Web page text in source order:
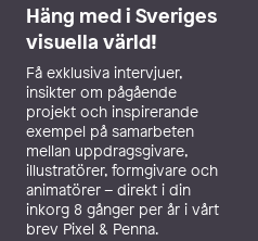
Häng med i Sveriges
visuella värld!
Få exklusiva intervjuer,
insikter om pågående
projekt och inspirerande
exempel på samarbeten
mellan uppdragsgivare,
illustratörer, formgivare och
animatörer – direkt i din
inkorg 8 gånger per år i vårt
brev Pixel & Penna.